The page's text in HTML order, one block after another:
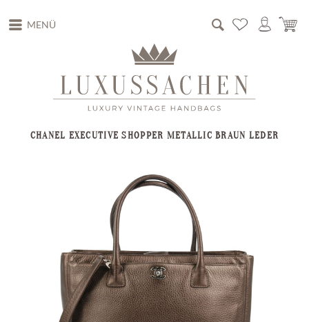
MENÜ
CHANEL EXECUTIVE SHOPPER METALLIC BRAUN LEDER